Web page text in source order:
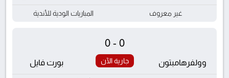
غير معروف المباريات الودية للأندية
وولفرهامبتون
0-0
جارية الآن بورت فايل